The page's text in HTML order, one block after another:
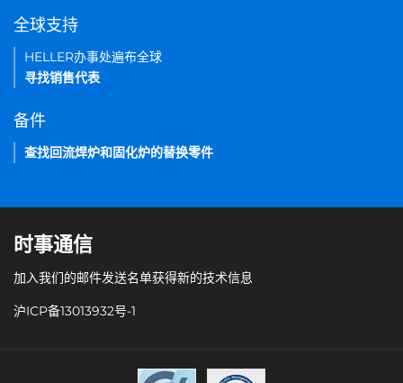
全球支持
HELLER办事处遍布全球
寻找销售代表
备件
查找回流焊炉和固化炉的替换零件
时事通信
加入我们的邮件发送名单获得新的技术信息
沪ICP备13013932号-1